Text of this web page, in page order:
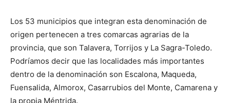
Los 53 municipios que integran esta denominación de
origen pertenecen a tres comarcas agrarias de la
provincia, que son Talavera, Torrijos y La Sagra-Toledo.
Podríamos decir que las localidades más importantes
dentro de la denominación son Escalona, Maqueda,
Fuensalida, Almorox, Casarrubios del Monte, Camarena y
la propia Méntrida.